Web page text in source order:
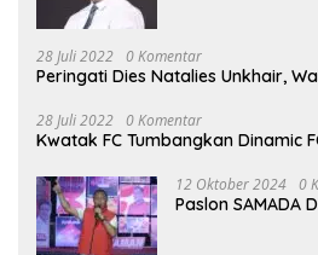
28 Juli 2022 0 Komentar
Peringati Dies Natalies Unkhair,
28 Juli 2022 0 Komentar
Kwatak FC Tumbangkan Dinamic
12 Oktober 2024 0
Paslon SAMADA